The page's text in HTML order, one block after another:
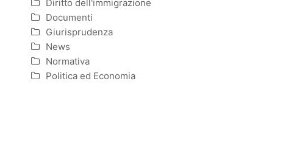
Diritto dell'immigrazione
Documenti
Giurisprudenza
News
Normativa
Politica ed Economia